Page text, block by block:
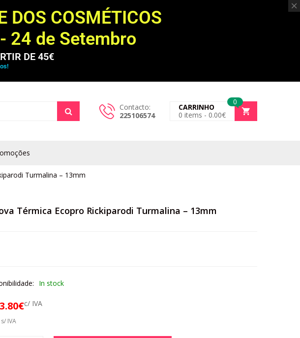
DOS COSMÉTICOS
24 de Setembro
DE 45€
Contacto:
225106574
0
CARRINHO
0 items - 0.00€
Turmalina – 13mm
Térmica Ecopro Rickiparodi Turmalina – 13mm
In stock
3.80€c/ IVA
s/ IVA